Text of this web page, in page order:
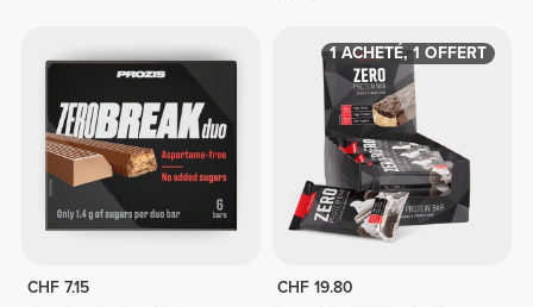
CHF 7.15
1 ACHETÉ, 1 OFFERT
CHF 19.80